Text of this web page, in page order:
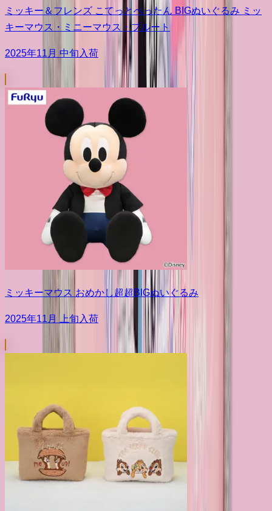
ミッキー＆フレンズ こてっとぺったん BIGぬいぐるみ ミッ
キーマウス・ミニーマウス・プルート
2025年11月 中旬入荷
ミッキーマウス おめかし超超BIGぬいぐるみ
2025年11月 上旬入荷